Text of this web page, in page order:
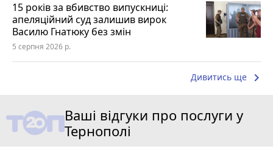
15 років за вбивство випускниці:
апеляційний суд залишив вирок
Василю Гнатюку без змін
5 серпня 2026 р.
Дивитись ще keyboard_arrow_right
Ваші відгуки про послуги у
Тернополі